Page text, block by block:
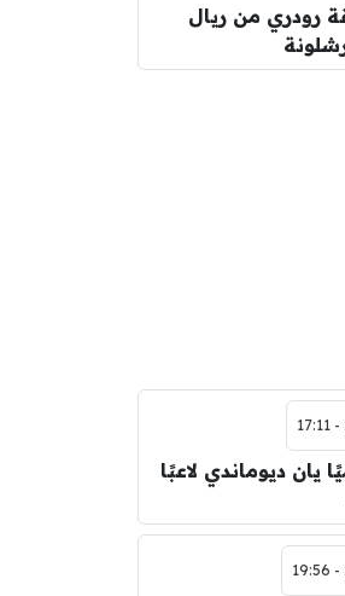
رودري من ريال
يان ديوماندي لاعبًا